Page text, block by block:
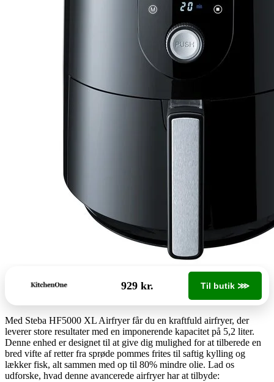
929 kr. Til butik ⋙
Med Steba HF5000 XL Airfryer får du en kraftfuld airfryer, der
leverer store resultater med en imponerende kapacitet på 5,2 liter.
Denne enhed er designet til at give dig mulighed for at tilberede en
bred vifte af retter fra sprøde pommes frites til saftig kylling og
lækker fisk, alt sammen med op til 80% mindre olie. Lad os
udforske, hvad denne avancerede airfryer har at tilbyde: